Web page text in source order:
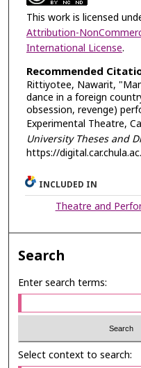
This work is licensed
Attribution-
International License.
Recommended
Rittiyotee, Nawarit,
dance in a foreign
obsession, revenge)
Experimental Theatre,
University Theses and
https://
INCLUDED IN
Theatre and
Search
Enter search terms:
Select context to search: